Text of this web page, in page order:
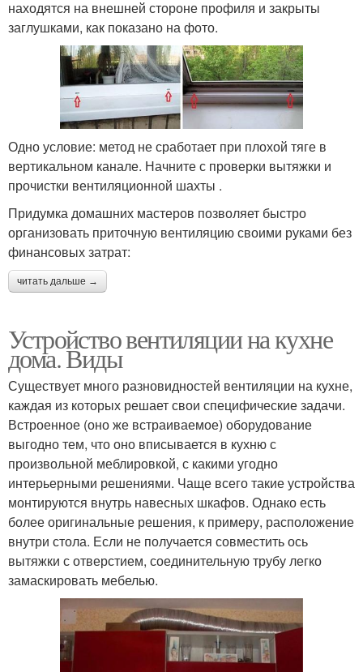
находятся на внешней стороне профиля и закрыты
заглушками, как показано на фото.
Одно условие: метод не сработает при плохой тяге в
вертикальном канале. Начните с проверки вытяжки и
прочистки вентиляционной шахты .
Придумка домашних мастеров позволяет быстро
организовать приточную вентиляцию своими руками без
финансовых затрат:
читать дальше →
Устройство вентиляции на кухне
дома. Виды
Существует много разновидностей вентиляции на кухне,
каждая из которых решает свои специфические задачи.
Встроенное (оно же встраиваемое) оборудование
выгодно тем, что оно вписывается в кухню с
произвольной меблировкой, с какими угодно
интерьерными решениями. Чаще всего такие устройства
монтируются внутрь навесных шкафов. Однако есть
более оригинальные решения, к примеру, расположение
внутри стола. Если не получается совместить ось
вытяжки с отверстием, соединительную трубу легко
замаскировать мебелью.